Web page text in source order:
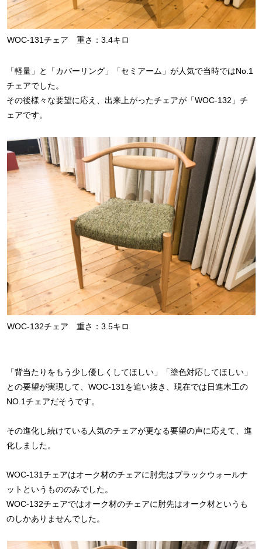
WOC-131チェア 重さ：3.4キロ
「軽量」と「カバーリング」「セミアーム」が人気で当時ではNo.1
チェアでした。
その後様々な要望に応え、出来上がったチェアが「WOC-132」チ
ェアです。
WOC-132チェア 重さ：3.5キロ
「背当たりをもう少し優しくしてほしい」「塗色対応してほしい」
との要望が実現して、WOC-131を追い抜き、現在では日進木工の
NO.1チェアだそうです。
その進化し続けている人気のチェアが更なる要望の声に応えて、進
化しました。
WOC-131チェアはオーク材のチェアに肘先はブラックウォールナ
ットというもののみでした。
WOC-132チェアではオーク材のチェアに肘先はオーク材というも
のしかありませんでした。